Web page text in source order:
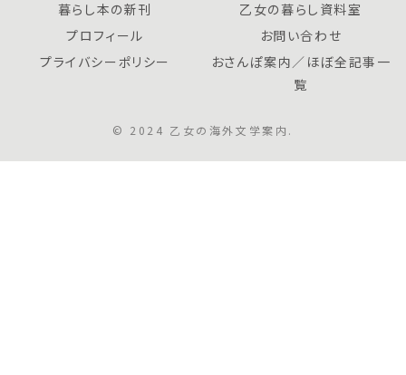
暮らし本の新刊
乙女の暮らし資料室
プロフィール
お問い合わせ
プライバシーポリシー
おさんぽ案内／ほぼ全記事一
覧
© 2024 乙女の海外文学案内.